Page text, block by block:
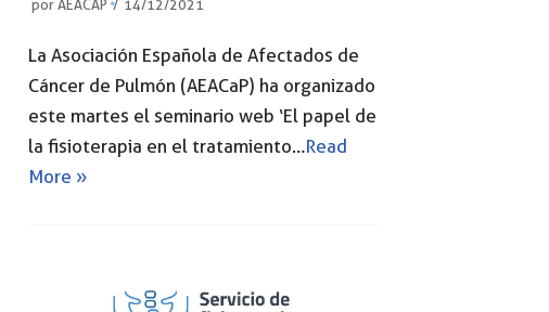
porAEACAP 14/12/2021
La Asociación Española de Afectados de
Cáncer de Pulmón (AEACaP) ha organizado
este martes el seminario web ‘El papel de
la fisioterapia en el tratamiento…Read
More »